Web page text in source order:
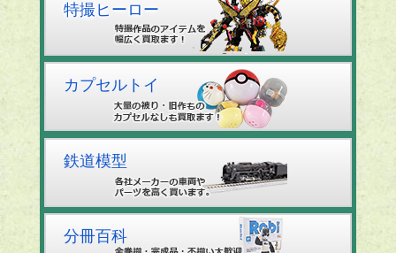
特撮ヒーロー
カプセルトイ
鉄道模型
分冊百科